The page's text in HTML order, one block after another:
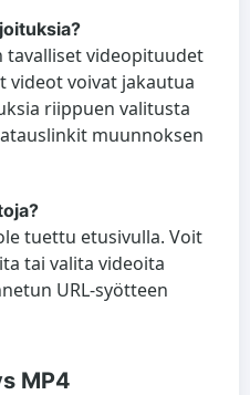
tavalliset videopituudet
videot voivat jakautua
riippuen valitusta
muunnoksen
tuettu etusivulla. Voit
tai valita videoita
URL-syötteen
MP4